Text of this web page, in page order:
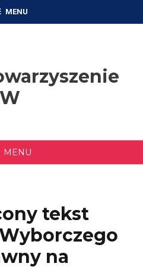
MENU
MENU
tekst
na